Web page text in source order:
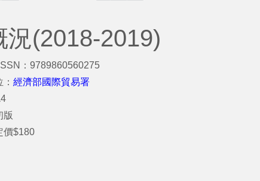
(2018-2019)
：9789860560275
：經濟部國際貿易署
版
價$180